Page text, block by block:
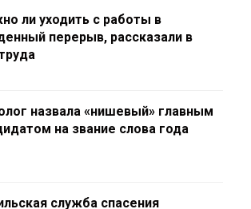
ли уходить с работы в
перерыв, рассказали в
назвала «нишевый» главным
на звание слова года
служба спасения